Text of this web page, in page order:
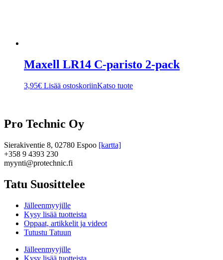
Maxell LR14 C-paristo 2-pack
3,95€ Lisää ostoskoriinKatso tuote
Pro Technic Oy
Sierakiventie 8, 02780 Espoo [kartta]
+358 9 4393 230
myynti@protechnic.fi
Tatu Suosittelee
Jälleenmyyjille
Kysy lisää tuotteista
Oppaat, artikkelit ja videot
Tutustu Tatuun
Jälleenmyyjille
Kysy lisää tuotteista